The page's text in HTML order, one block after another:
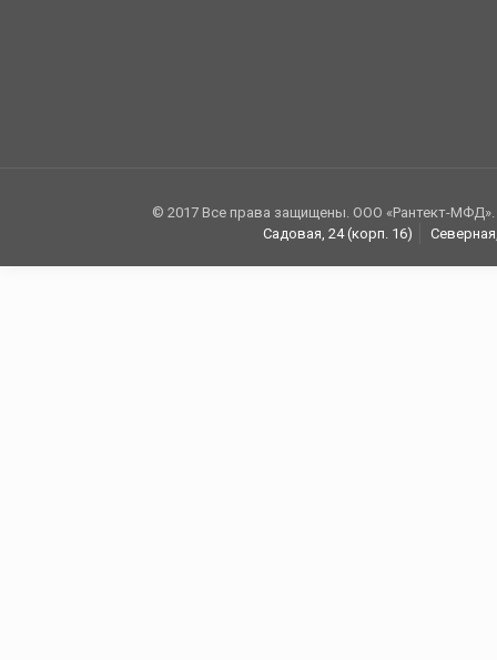
© 2017 Все права защищены. ООО «Рантект-МФД».
Садовая, 24 (корп. 16)